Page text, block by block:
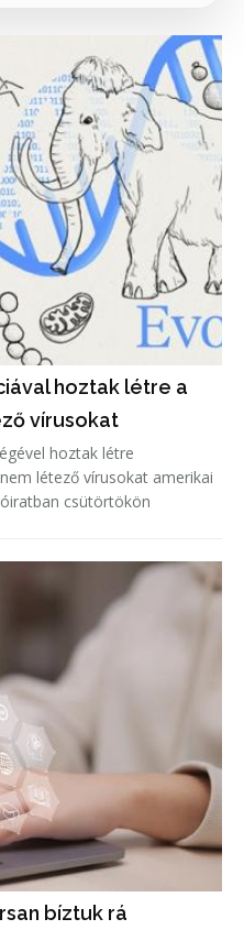
hoztak létre a
vírusokat
hoztak létre
létező vírusokat amerikai
csütörtökön
bíztuk rá